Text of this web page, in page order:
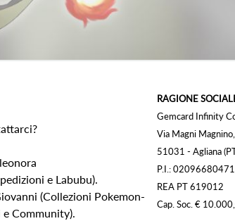
e Labubu).
(Collezioni Pokemon-
Community).
RAGIONE
Gemcard Infinity
Via Magni
51031 - Agliana
P.I.: 02096680471
REA PT 619012
Cap. Soc. €